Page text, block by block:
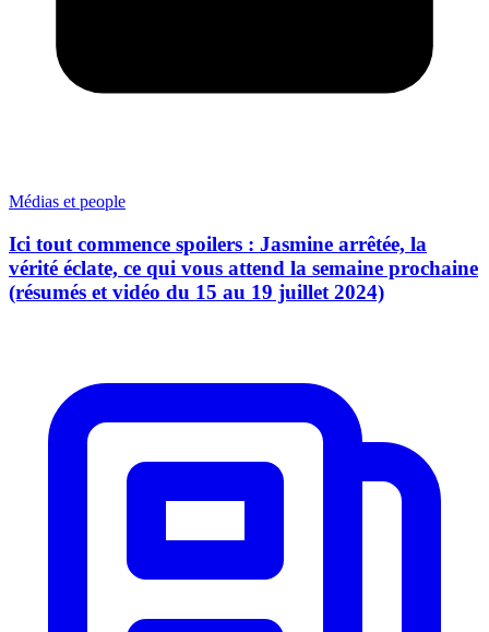
Médias et people
Ici tout commence spoilers : Jasmine arrêtée, la
vérité éclate, ce qui vous attend la semaine prochaine
(résumés et vidéo du 15 au 19 juillet 2024)